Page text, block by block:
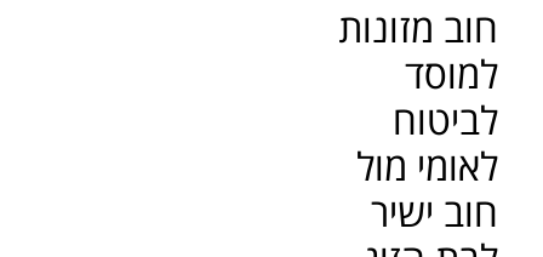
חוב מזונות
למוסד
לביטוח
לאומי מול
חוב ישיר